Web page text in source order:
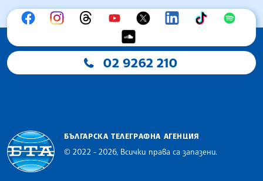
02 9262 210
БЪЛГАРСКА ТЕЛЕГРАФНА АГЕНЦИЯ
© 2022 - 2026, Всички права са запазени.